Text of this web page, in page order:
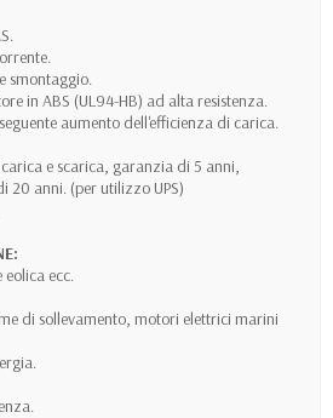
smontaggio.
in ABS (UL94-HB) ad alta resistenza.
aumento dell'efficienza di carica.
e scarica, garanzia di 5 anni,
20 anni. (per utilizzo UPS)
eolica ecc.
di sollevamento, motori elettrici marini